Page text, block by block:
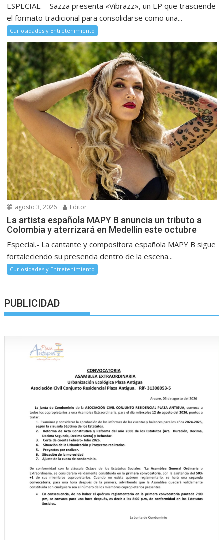
ESPECIAL. – Sazza presenta «Vibrazz», un EP que trasciende
el formato tradicional para consolidarse como una...
Curiosidades y Entretenimiento
agosto 3, 2026 Editor
La artista española MAPY B anuncia un tributo a
Colombia y aterrizará en Medellín este octubre
Especial.- La cantante y compositora española MAPY B sigue
fortaleciendo su presencia dentro de la escena...
Curiosidades y Entretenimiento
PUBLICIDAD